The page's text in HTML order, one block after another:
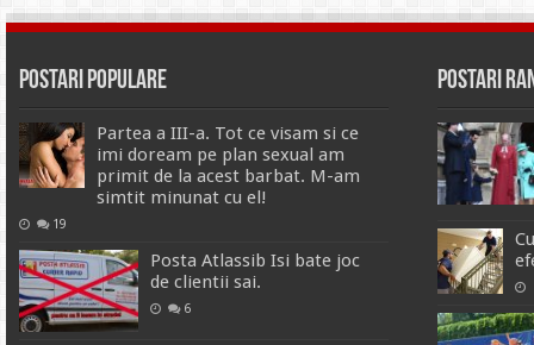
Postari Populare
Partea a III-a. Tot ce visam si ce
imi doream pe plan sexual am
primit de la acest barbat. M-am
simtit minunat cu el!
19
Posta Atlassib Isi bate joc
de clientii sai.
6
Postari